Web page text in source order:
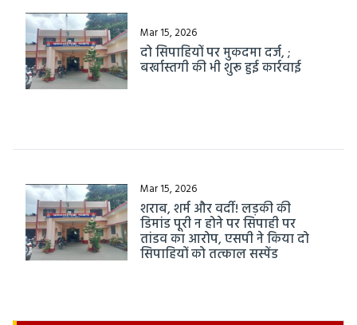
Mar 15, 2026
दो सिपाहियों पर मुकदमा दर्ज, ;
बर्खास्तगी की भी शुरू हुई कार्रवाई
Mar 15, 2026
शराब, शर्म और वर्दी! लड़की की
डिमांड पूरी न होने पर सिपाही पर
तांडव का आरोप, एसपी ने किया दो
सिपाहियों को तत्काल सस्पेंड